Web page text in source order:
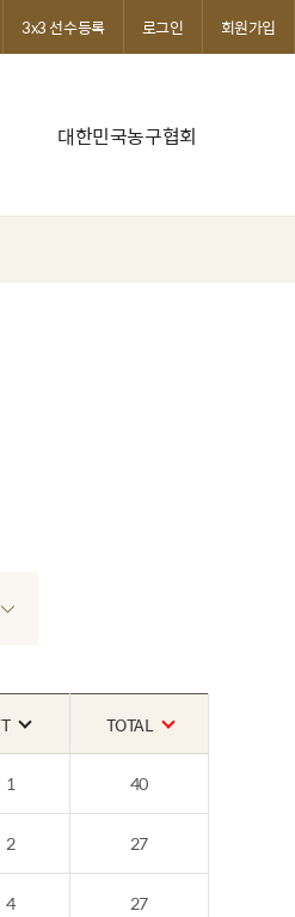
대한민국농구협회
3x3 선수등록 로그인 회원가입
TOTAL
1 40
2 27
4 27